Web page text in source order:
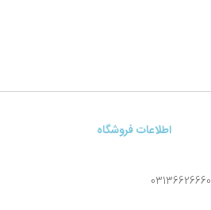
اطلاعات فروشگاه
03136626660